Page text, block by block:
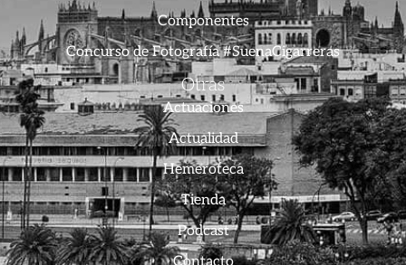
Componentes
Concurso de Fotografía #SuenaCigarreras
Otras
Actuaciones
Actualidad
Hemeroteca
Tienda
Podcast